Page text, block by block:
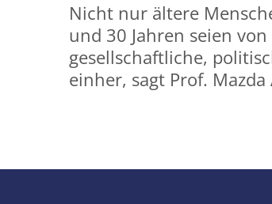
Nicht nur ältere
und 30 Jahren seien
gesellschaftliche,
einher, sagt Prof. Mazda